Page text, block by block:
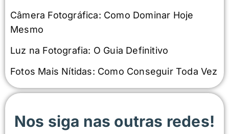
Câmera Fotográfica: Como Dominar Hoje
Mesmo
Luz na Fotografia: O Guia Definitivo
Fotos Mais Nítidas: Como Conseguir Toda Vez
Nos siga nas outras redes!